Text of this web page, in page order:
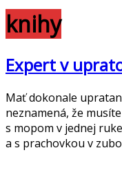
knihy
Expert v
Mať dokonale
neznamená, že
s mopom v jednej
a s prachovkou v